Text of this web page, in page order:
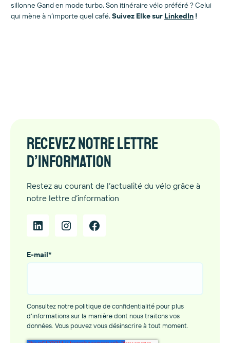
sillonne Gand en mode turbo. Son itinéraire vélo préféré ? Celui
qui mène à n’importe quel café.Suivez Elke sur LinkedIn !
Recevez notre lettre
d’information
Restez au courant de l’actualité du vélo grâce à
notre lettre d’information
E-mail*
Consultez notre politique de confidentialité pour plus
d'informations sur la manière dont nous traitons vos
données. Vous pouvez vous désinscrire à tout moment.